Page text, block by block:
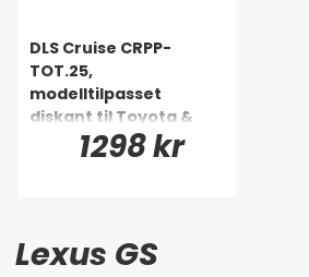
DLS Cruise CRPP-
TOT.25,
modelltilpasset
diskant til Toyota &
Lexus m.fl1298 kr
Lexus GS